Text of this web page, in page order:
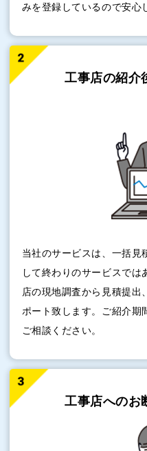
みを登録しているので安心
工事店の紹介
当社のサービスは、一括見
して終わりのサービスで
店の現地調査から見積提出
ポート致します。ご紹介期
ご相談ください。
工事店へのお